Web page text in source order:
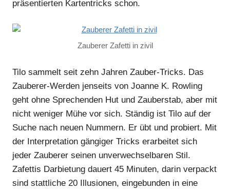
präsentierten Kartentricks schon.
Zauberer Zafetti in zivil
Tilo sammelt seit zehn Jahren Zauber-Tricks. Das
Zauberer-Werden jenseits von Joanne K. Rowling
geht ohne Sprechenden Hut und Zauberstab, aber mit
nicht weniger Mühe vor sich. Ständig ist Tilo auf der
Suche nach neuen Nummern. Er übt und probiert. Mit
der Interpretation gängiger Tricks erarbeitet sich
jeder Zauberer seinen unverwechselbaren Stil.
Zafettis Darbietung dauert 45 Minuten, darin verpackt
sind stattliche 20 Illusionen, eingebunden in eine